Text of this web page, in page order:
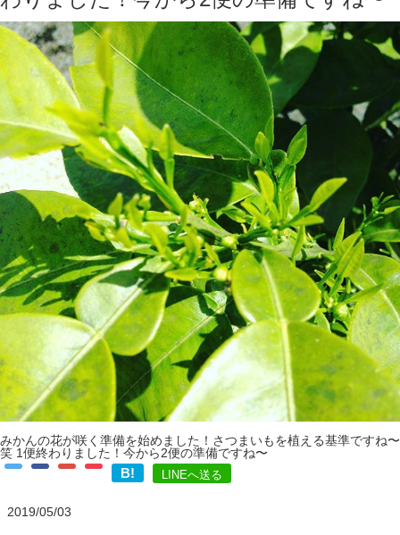
みかんの花が咲く準備を始めました！さつまいもを植える基準ですね〜
笑 1便終わりました！今から2便の準備ですね〜
B! LINEへ送る
2019/05/03